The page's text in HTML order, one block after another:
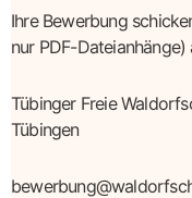
Ihre Bewerbung
nur PDF-Dateianhänge)
Tübinger Freie
Tübingen